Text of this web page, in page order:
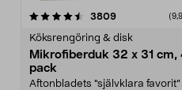
3809recensioner
Köksrengöring & disk
Mikrofiberduk 32 x 31 cm,
pack
Aftonbladets "självklara favorit”
4.0av 5 stjärnor